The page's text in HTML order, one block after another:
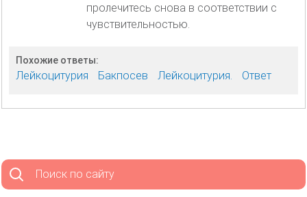
пролечитесь снова в соответствии с
чувствительностью.
Похожие ответы:
Лейкоцитурия Бакпосев Лейкоцитурия. Ответ
Поиск по сайту